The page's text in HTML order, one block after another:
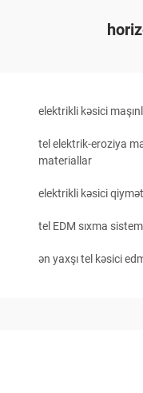
elektrikli kəsici
tel elektrik-eroziya
materiallar
elektrikli kəsici
tel EDM sıxma
ən yaxşı tel kəsici